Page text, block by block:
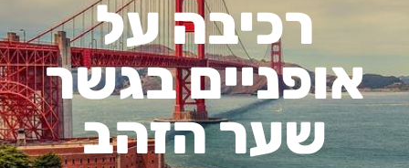
רכיבה על
אופניים בגשר
שער הזהב